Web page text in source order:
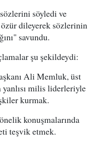
söyledi ve
dileyerek sözlerinin
savundu.
şu şekildeydi:
Ali Memluk, üst
milis liderleriyle
kurmak.
konuşmalarında
teşvik etmek.